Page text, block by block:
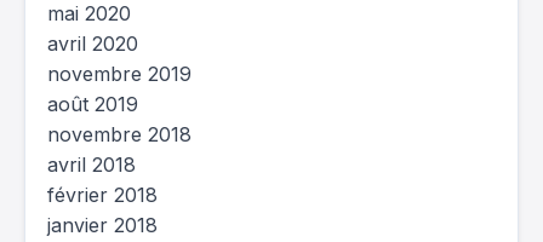
mai 2020
avril 2020
novembre 2019
août 2019
novembre 2018
avril 2018
février 2018
janvier 2018